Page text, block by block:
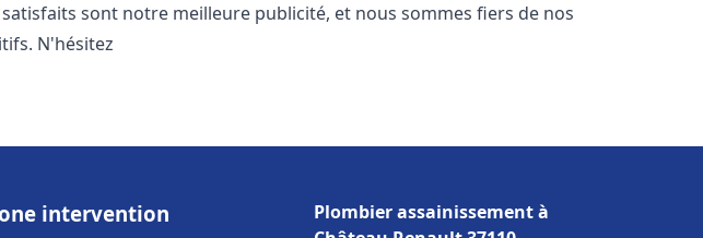
sont notre meilleure publicité, et nous sommes fiers de nos
N'hésitez
intervention
Plombier assainissement à